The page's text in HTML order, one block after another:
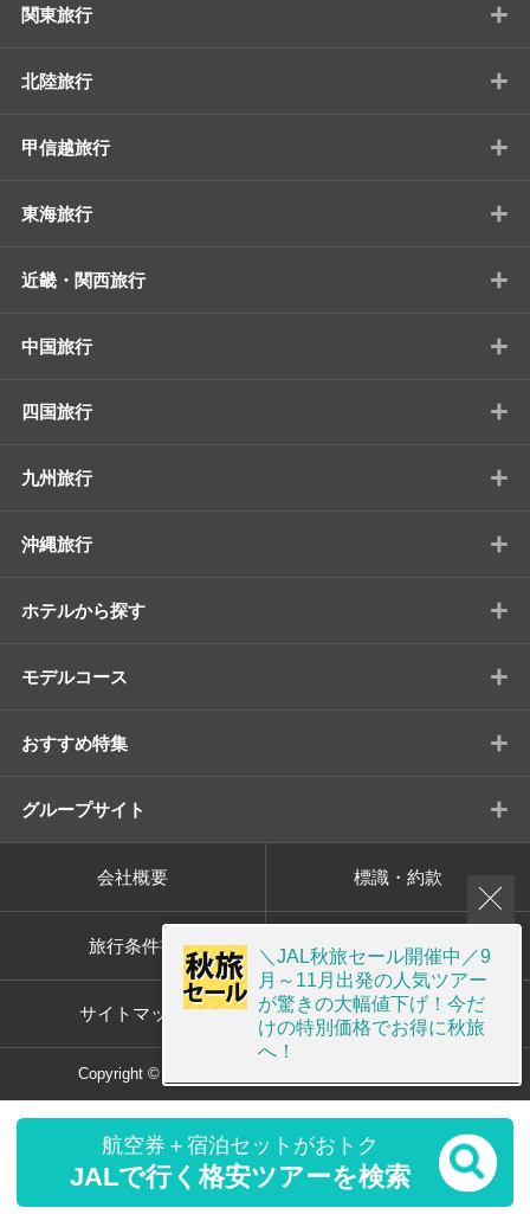
航空券＋宿泊セットがおトク
JALで行く格安ツアーを検索
関東旅行 +
北陸旅行 +
甲信越旅行 +
東海旅行 +
近畿・関西旅行 +
中国旅行 +
四国旅行 +
九州旅行 +
沖縄旅行 +
ホテルから探す +
モデルコース +
おすすめ特集 +
グループサイト +
会社概要 標識・約款
旅行条件書 プライバシーポリシー
サイトマップ 画面共有サポート
Copyright © ORION TOUR Co.,Ltd. All rights reserved.
＼JAL秋旅セール開催中／9
月～11月出発の人気ツアー
が驚きの大幅値下げ！今だ
けの特別価格でお得に秋旅
へ！